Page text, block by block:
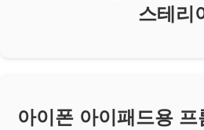
스테리
아이폰 아이패드용 프